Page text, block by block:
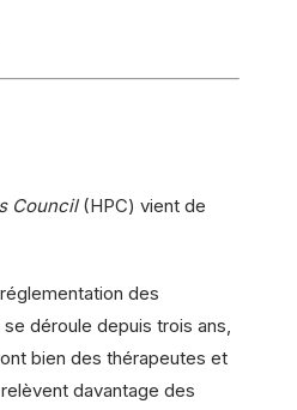
Council(HPC) vient de
des
déroule depuis trois ans,
bien des thérapeutes et
davantage des